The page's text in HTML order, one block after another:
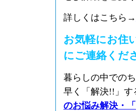
詳しくはこちら→
お気軽にお住
にご連絡くだ
暮らしの中での
早く「解決!!」す
のお悩み解決・